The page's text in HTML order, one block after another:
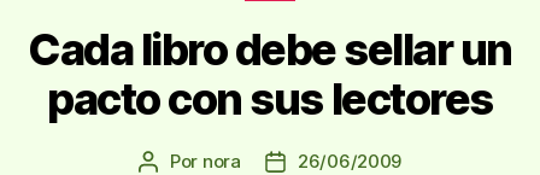
Cada libro debe sellar un
pacto con sus lectores
Autor
Por nora
Fecha26/06/2009